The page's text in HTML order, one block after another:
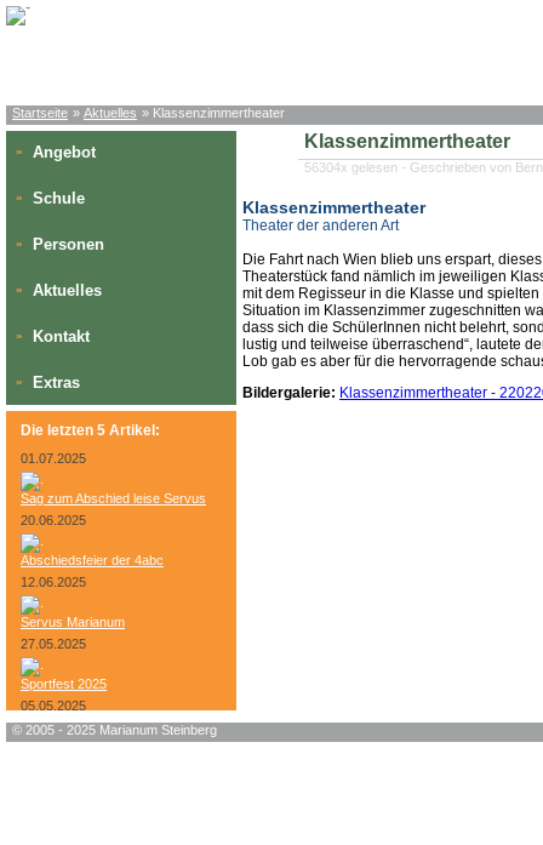
Startseite » Aktuelles » Klassenzimmertheater
» Angebot
» Schule
» Personen
» Aktuelles
» Kontakt
» Extras
Die letzten 5 Artikel:
01.07.2025
Sag zum Abschied leise Servus
20.06.2025
Abschiedsfeier der 4abc
12.06.2025
Servus Marianum
27.05.2025
Sportfest 2025
05.05.2025
Bundesheer-Tag
Klassenzimmertheater
56304x gelesen - Geschrieben von
Klassenzimmertheater
Theater der anderen Art
Die Fahrt nach Wien blieb uns erspart,
Theaterstück fand nämlich im jeweiligen
mit dem Regisseur in die Klasse und
Situation im Klassenzimmer zugeschnitten
dass sich die SchülerInnen nicht belehrt,
lustig und teilweise überraschend“, lautete
Lob gab es aber für die hervorragende
Bildergalerie: Klassenzimmertheater -
© 2005 - 2025 Marianum Steinberg